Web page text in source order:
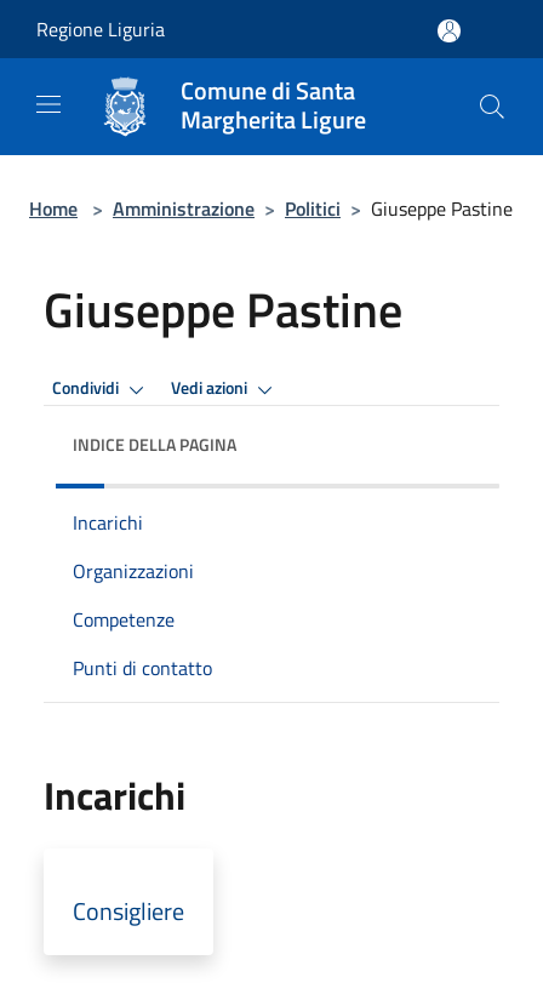
Regione Liguria
Comune di Santa
Margherita Ligure
Home > Amministrazione > Politici > Giuseppe Pastine
Giuseppe Pastine
Condividi Vedi azioni
INDICE DELLA PAGINA
Incarichi
Organizzazioni
Competenze
Punti di contatto
Incarichi
Consigliere